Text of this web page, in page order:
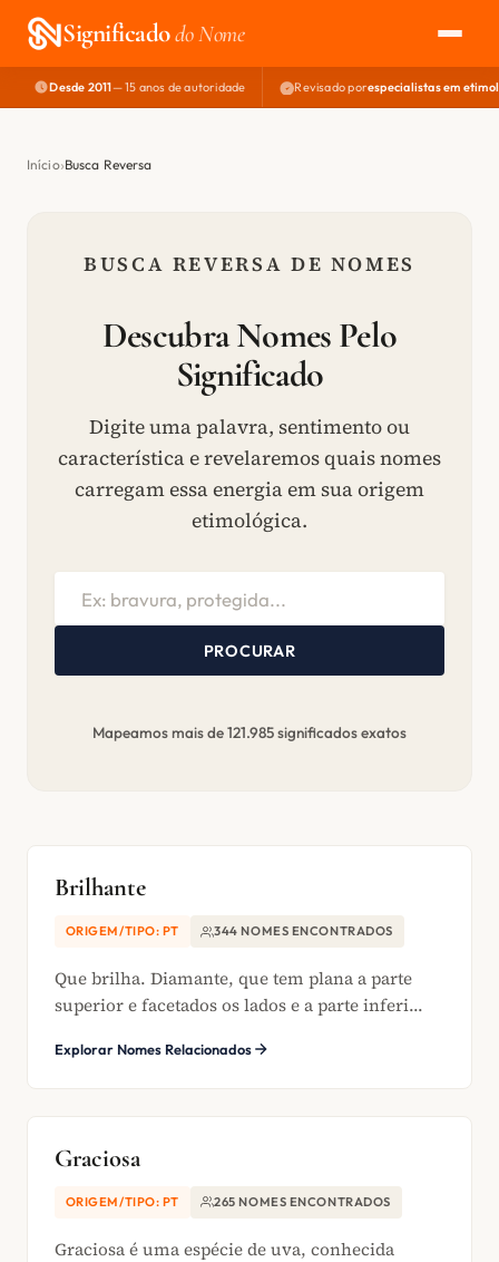
Significadodo Nome
EXPLORAR
NOME PERFEITO
Desde 2011— 15 anos de autoridade Revisado porespecialistas em
Início Busca Reversa
BUSCA REVERSA DE NOMES
Descubra Nomes Pelo
Significado
Digite uma palavra, sentimento ou
característica e revelaremos quais nomes
carregam essa energia em sua origem
etimológica.
PROCURAR
Mapeamos mais de 121.985 significados exatos
Brilhante
ORIGEM/TIPO: PT 344 NOMES ENCONTRADOS
Que brilha. Diamante, que tem plana a parte
superior e facetados os lados e a parte inferi...
Explorar Nomes Relacionados
Graciosa
ORIGEM/TIPO: PT 265 NOMES ENCONTRADOS
Graciosa é uma espécie de uva, conhecida